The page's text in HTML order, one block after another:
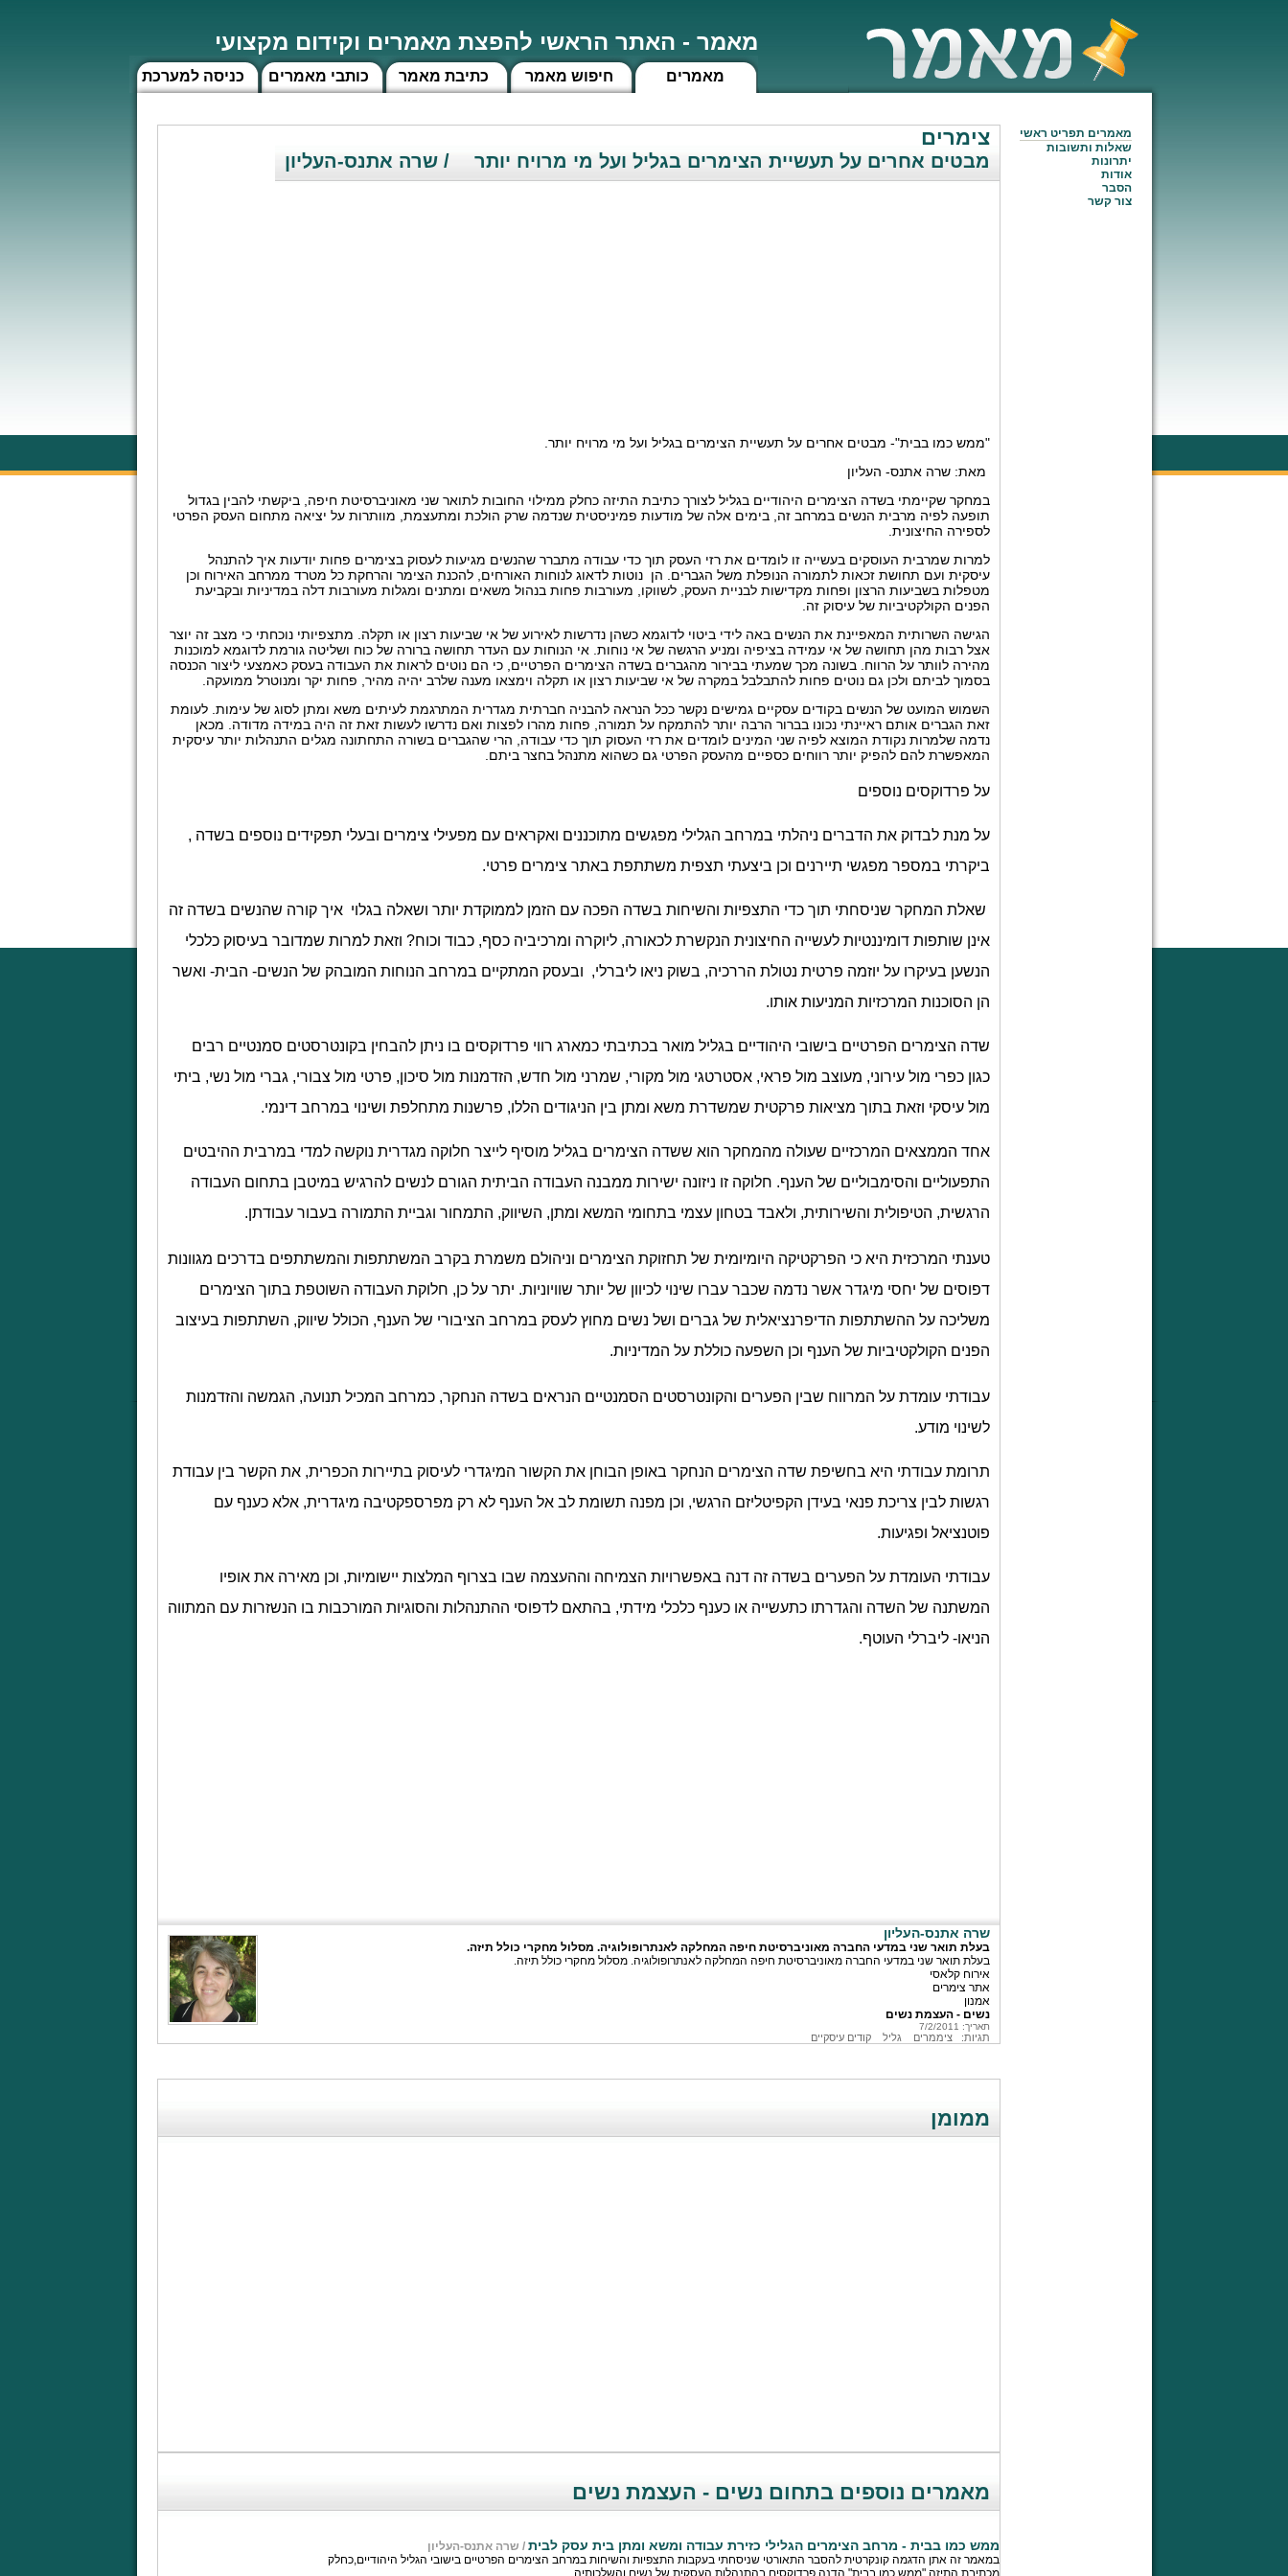
מאמר - האתר הראשי להפצת מאמרים וקידום מקצועי
כניסה למערכת כותבי מאמרים כתיבת מאמר חיפוש מאמר מאמרים
צימרים
מבטים אחרים על תעשיית הצימרים בגליל ועל מי מרויח יותר / שרה אתנס-העליון
"ממש כמו בבית"- מבטים אחרים על תעשיית הצימרים בגליל ועל מי מרויח יותר.
מאת: שרה אתנס- העליון
במחקר שקיימתי בשדה הצימרים היהודיים בגליל לצורך כתיבת התיזה כחלק ממילוי החובות לתואר שני מאוניברסיטת חיפה, ביקשתי להבין בגדול
תופעה לפיה מרבית הנשים במרחב זה, בימים אלה של מודעות פמיניסטית שנדמה שרק הולכת ומתעצמת, מוותרות על יציאה מתחום העסק הפרטי
לספירה החיצונית.
למרות שמרבית העוסקים בעשייה זו לומדים את רזי העסק תוך כדי עבודה מתברר שהנשים מגיעות לעסוק בצימרים פחות יודעות איך להתנהל
עיסקית ועם תחושת זכאות לתמורה הנופלת משל הגברים. הן נוטות לדאוג לנוחות האורחים, להכנת הצימר והרחקת כל מטרד ממרחב האירוח וכן
מטפלות בשביעות הרצון ופחות מקדישות לבניית העסק, לשווקו, מעורבות פחות בנהול משאים ומתנים ומגלות מעורבות דלה במדיניות ובקביעת
הפנים הקולקטיביות של עיסוק זה.
הגישה השרותית המאפיינת את הנשים באה לידי ביטוי לדוגמא כשהן נדרשות לאירוע של אי שביעות רצון או תקלה. מתצפיותי נוכחתי כי מצב זה יוצר
אצל רבות מהן תחושה של אי עמידה בציפיה ומניע הרגשה של אי נוחות. אי הנוחות עם העדר תחושה ברורה של כוח ושליטה גורמת לדוגמא למוכנות
מהירה לוותר על הרווח. בשונה מכך שמעתי בבירור מהגברים בשדה הצימרים הפרטיים, כי הם נוטים לראות את העבודה בעסק כאמצעי ליצור הכנסה
בסמוך לביתם ולכן גם נוטים פחות להתבלבל במקרה של אי שביעות רצון או תקלה וימצאו מענה שלרב יהיה מהיר, פחות יקר ומנוטרל ממועקה.
השמוש המועט של הנשים בקודים עסקיים גמישים נקשר ככל הנראה להבניה חברתית מגדרית המתרגמת לעיתים משא ומתן לסוג של עימות. לעומת
זאת הגברים אותם ראיינתי נכונו בברור הרבה יותר להתמקח על תמורה, פחות מהרו לפצות ואם נדרשו לעשות זאת זה היה במידה מדודה. מכאן
נדמה שלמרות נקודת המוצא לפיה שני המינים לומדים את רזי העסוק תוך כדי עבודה, הרי שהגברים בשורה התחתונה מגלים התנהלות יותר עיסקית
המאפשרת להם להפיק יותר רווחים כספיים מהעסק הפרטי גם כשהוא מתנהל בחצר ביתם.
על פרדוקסים נוספים
על מנת לבדוק את הדברים ניהלתי במרחב הגלילי מפגשים מתוכננים ואקראים עם מפעילי צימרים ובעלי תפקידים נוספים בשדה ,
ביקרתי במספר מפגשי תיירנים וכן ביצעתי תצפית משתתפת באתר צימרים פרטי.
שאלת המחקר שניסחתי תוך כדי התצפיות והשיחות בשדה הפכה עם הזמן לממוקדת יותר ושאלה בגלוי איך קורה שהנשים בשדה זה
אינן שותפות דומיננטיות לעשייה החיצונית הנקשרת לכאורה, ליוקרה ומרכיביה כסף, כבוד וכוח? וזאת למרות שמדובר בעיסוק כלכלי
הנשען בעיקרו על יוזמה פרטית נטולת הררכיה, בשוק ניאו ליברלי, ובעסק המתקיים במרחב הנוחות המובהק של הנשים- הבית- ואשר
הן הסוכנות המרכזיות המניעות אותו.
שדה הצימרים הפרטיים בישובי היהודיים בגליל מואר בכתיבתי כמארג רווי פרדוקסים בו ניתן להבחין בקונטרסטים סמנטיים רבים
כגון כפרי מול עירוני, מעוצב מול פראי, אסטרטגי מול מקורי, שמרני מול חדש, הזדמנות מול סיכון, פרטי מול צבורי, גברי מול נשי, ביתי
מול עיסקי וזאת בתוך מציאות פרקטית שמשדרת משא ומתן בין הניגודים הללו, פרשנות מתחלפת ושינוי במרחב דינמי.
אחד הממצאים המרכזיים שעולה מהמחקר הוא ששדה הצימרים בגליל מוסיף לייצר חלוקה מגדרית נוקשה למדי במרבית ההיבטים
התפעוליים והסימבוליים של הענף. חלוקה זו ניזונה ישירות ממבנה העבודה הביתית הגורם לנשים להרגיש במיטבן בתחום העבודה
הרגשית, הטיפולית והשירותית, ולאבד בטחון עצמי בתחומי המשא ומתן, השיווק, התמחור וגביית התמורה בעבור עבודתן.
טענתי המרכזית היא כי הפרקטיקה היומיומית של תחזוקת הצימרים וניהולם משמרת בקרב המשתתפות והמשתתפים בדרכים מגוונות
דפוסים של יחסי מיגדר אשר נדמה שכבר עברו שינוי לכיוון של יותר שוויוניות. יתר על כן, חלוקת העבודה השוטפת בתוך הצימרים
משליכה על ההשתתפות הדיפרנציאלית של גברים ושל נשים מחוץ לעסק במרחב הציבורי של הענף, הכולל שיווק, השתתפות בעיצוב
הפנים הקולקטיביות של הענף וכן השפעה כוללת על המדיניות.
עבודתי עומדת על המרווח שבין הפערים והקונטרסטים הסמנטיים הנראים בשדה הנחקר, כמרחב המכיל תנועה, הגמשה והזדמנות
לשינוי מודע.
תרומת עבודתי היא בחשיפת שדה הצימרים הנחקר באופן הבוחן את הקשור המיגדרי לעיסוק בתיירות הכפרית, את הקשר בין עבודת
רגשות לבין צריכת פנאי בעידן הקפיטליזם הרגשי, וכן מפנה תשומת לב אל הענף לא רק מפרספקטיבה מיגדרית, אלא כענף עם
פוטנציאל ופגיעות.
עבודתי העומדת על הפערים בשדה זה דנה באפשרויות הצמיחה וההעצמה שבו בצרוף המלצות יישומיות, וכן מאירה את אופיו
המשתנה של השדה והגדרתו כתעשייה או כענף כלכלי מידתי, בהתאם לדפוסי ההתנהלות והסוגיות המורכבות בו הנשזרות עם המתווה
הניאו- ליברלי העוטף.
שרה אתנס-העליון
בעלת תואר שני במדעי החברה מאוניברסיטת חיפה המחלקה לאנתרופולוגיה. מסלול מחקרי כולל תיזה.
בעלת תואר שני במדעי החברה מאוניברסיטת חיפה המחלקה לאנתרופולוגיה. מסלול מחקרי כולל תיזה.
אירוח קלאסי
אתר צימרים
אמנון
נשים - העצמת נשים
תאריך: 7/2/2011
תגיות:ציממרים גליל קודים עיסקיים
ממומן
מאמרים נוספים בתחום נשים - העצמת נשים
ממש כמו בבית - מרחב הצימרים הגלילי כזירת עבודה ומשא ומתן בית עסק לבית / שרה אתנס-העליון
במאמר זה אתן הדגמה קונקרטית להסבר התאורטי שניסחתי בעקבות התצפיות והשיחות במרחב הצימרים הפרטיים בישובי הגליל היהודיים,כחלק
מכתיבת התיזה "ממש כמו בבית" הדנה פרדוקסים בהתנהלות העסקית של נשים והשלכותיה.
מאמרים תפריט ראשי
שאלות ותשובות
יתרונות
אודות
הסבר
צור קשר